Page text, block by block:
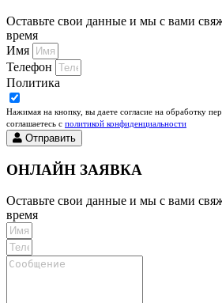
Оставьте свои данные и мы с вами
время
Имя
Телефон
Политика
Нажимая на кнопку, вы даете согласие на обработку
соглашаетесь c политикой конфиденциальности
Отправить
ОНЛАЙН ЗАЯВКА
Оставьте свои данные и мы с вами
время